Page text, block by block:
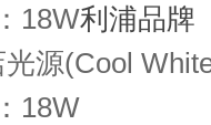
18W利浦品牌
源(Cool
18W